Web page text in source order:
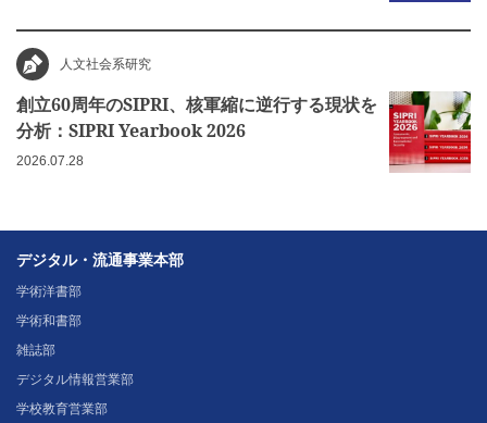
人文社会系研究
創立60周年のSIPRI、核軍縮に逆行する現状を
分析：SIPRI Yearbook 2026
2026.07.28
デジタル・流通事業本部
学術洋書部
学術和書部
雑誌部
デジタル情報営業部
学校教育営業部